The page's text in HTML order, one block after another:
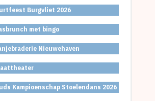
Burgvliet 2026
met bingo
Nieuwehaven
Kampioenschap Stoelendans 2026